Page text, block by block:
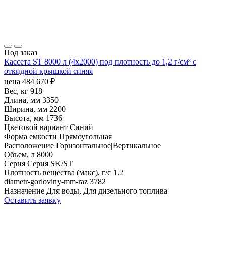
Под заказ
Кассета ST 8000 л (4х2000) под плотность до 1,2 г/см³ с
откидной крышкой синяя
цена 484 670 ₽
Вес, кг 918
Длина, мм 3350
Ширина, мм 2200
Высота, мм 1736
Цветовой вариант Синий
Форма емкости Прямоугольная
Расположение Горизонтальное|Вертикальное
Объем, л 8000
Серия Серия SK/ST
Плотность вещества (макс), г/с 1.2
diametr-gorloviny-mm-raz 3782
Назначение Для воды, Для дизельного топлива
Оставить заявку